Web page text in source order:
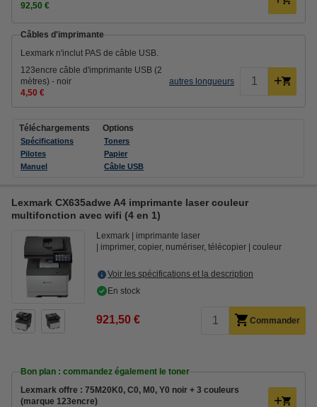
92,50 €
Câbles d'imprimante
Lexmark n'inclut PAS de câble USB.
123encre câble d'imprimante USB (2
mètres) - noir
4,50 €
autres longueurs
Téléchargements
Spécifications
Pilotes
Manuel
Options
Toners
Papier
Câble USB
Lexmark CX635adwe A4 imprimante laser couleur
multifonction avec wifi (4 en 1)
Lexmark
imprimante laser
imprimer, copier, numériser, télécopier
couleur
Voir les spécifications et la description
En stock
921,50 € Commander
Bon plan : commandez également le toner
Lexmark offre : 75M20K0, C0, M0, Y0 noir + 3 couleurs
(marque 123encre)